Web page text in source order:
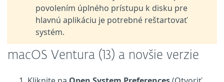
povolením úplného prístupu k disku pre
hlavnú aplikáciu je potrebné reštartovať
systém.
macOS Ventura (13) a novšie verzie